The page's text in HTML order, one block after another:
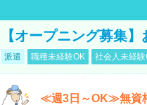
【オープニング募集
派遣 職種未経験OK 社会人未経験
≪週3日～OK≫無資